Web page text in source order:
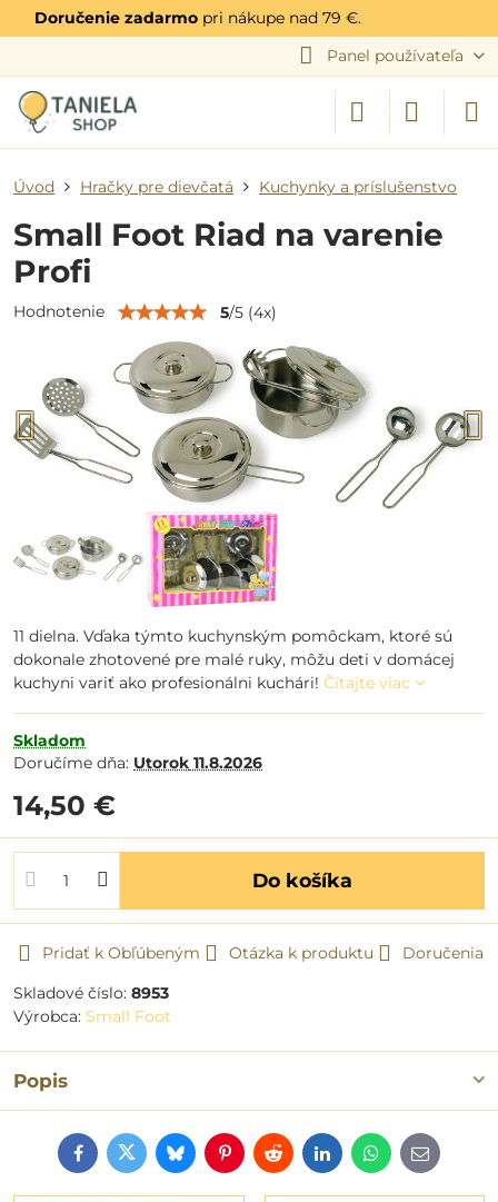
Doručenie zadarmo pri nákupe nad 79 €.
Panel používateľa
Úvod Hračky pre dievčatá Kuchynky a príslušenstvo
Small Foot Riad na varenie
Profi
Hodnotenie 5/5 (4x)
11 dielna. Vďaka týmto kuchynským pomôckam, ktoré sú
dokonale zhotovené pre malé ruky, môžu deti v domácej
kuchyni variť ako profesionálni kuchári! Čítajte viac
Skladom
Doručíme dňa: Utorok 11.8.2026
14,50 €
Do košíka
Pridať k Obľúbeným Otázka k produktu
Doručenia
Skladové číslo: 8953
Výrobca: Small Foot
Popis
FacebookTwitterBlueskyPinterestRedditLinkedInWhatsApp
E-
mail